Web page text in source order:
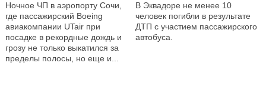
Ночное ЧП в аэропорту Сочи,
где пассажирский Boeing
авиакомпании UTair при
посадке в рекордные дождь и
грозу не только выкатился за
пределы полосы, но еще и...
В Эквадоре не менее 10
человек погибли в результате
ДТП с участием пассажирского
автобуса.